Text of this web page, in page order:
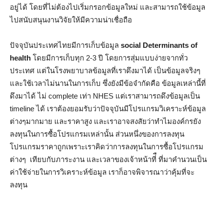
อยู่ได้ โดยที่ไม่ต้องไปเริ่มกรอกข้อมูลใหม่ และสามารถใช้ข้อมูล
ไปสนับสนุนงานวิจัยให้มีความน่าเชื่อถือ
ปัจจุบันประเทศไทยมีการเก็บข้อมูล social Determinants of
health โดยมีการเก็บทุก 2-3 ปี โดยการสุ่มแบบง่ายจากทั่ว
ประเทศ แต่ในโรงพยาบาลข้อมูลที่เราดึงมาได้ เป็นข้อมูลจริงๆ
และใช้เวลาไม่นานในการเก็บ ซึ่งยังมีข้อจำกัดคือ ข้อมูลเหล่านี้ที่
ดึงมาได้ ไม่ complete เท่า NHES แต่เราสามารถดึงข้อมูลเป็น
timeline ได้ เราต้องยอมรับว่าปัจจุบันมีโปรแกรมวิเคราะห์ข้อมูล
ต่างๆมากมาย และราคาสูง และเราอาจสงสัยว่าทำไมองค์กรยัง
ลงทุนในการซื้อโปรแกรมเหล่านั้น ส่วนหนึ่งของการลงทุน
โปรแกรมราคาถูกเพราะเราคิดว่าการลงทุนในการซื้อโปรแกรม
ต่างๆ เทียบกับภาระงาน และเวลาของเจ้าหน้าที่ื ที่มาคำนวนเป็น
ค่าใช้จ่ายในการวิเคราะห์ข้อมูล เราก็อาจพิจารณาว่าคุ้มที่จะ
ลงทุน